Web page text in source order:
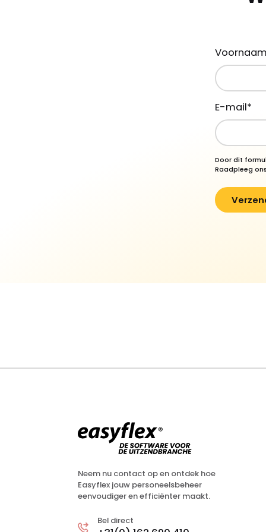
E-mail*
Door dit
Raadpleeg
Neem nu contact op en ontdek hoe
Easyflex jouw personeelsbeheer
eenvoudiger en efficiënter maakt.
Bel direct